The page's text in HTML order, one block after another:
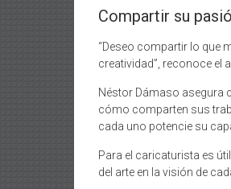
Compartir su
“Deseo compartir lo que
creatividad”, reconoce el
Néstor Dámaso asegura
cómo comparten sus
cada uno potencie su
Para el caricaturista es
del arte en la visión de